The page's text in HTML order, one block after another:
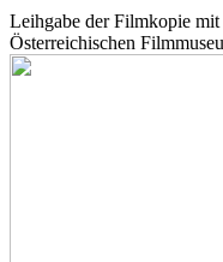
Leihgabe der Filmkopie
Österreichischen